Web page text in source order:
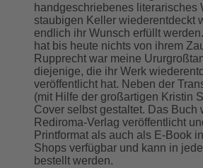
handgeschriebenes literarisches
staubigen Keller wiederentdeckt
endlich ihr Wunsch erfüllt
hat bis heute nichts von ihrem
Rupprecht war meine
diejenige, die ihr Werk
veröffentlicht hat. Neben der
(mit Hilfe der großartigen Kristin
Cover selbst gestaltet. Das Buch
Rediroma-Verlag veröffentlicht
Printformat als auch als E-Book
Shops verfügbar und kann in
bestellt werden.